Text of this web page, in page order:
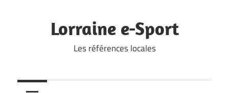
Lorraine e-Sport
Les références locales